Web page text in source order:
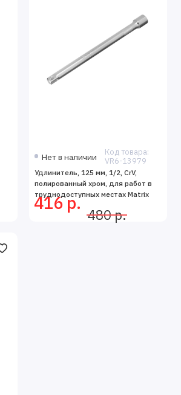
Нет в наличии
Код товара:
VR6-13979
Удлинитель, 125 мм, 1/2, CrV,
полированный хром, для работ в
труднодоступных местах Matrix
416 р.
480 р.